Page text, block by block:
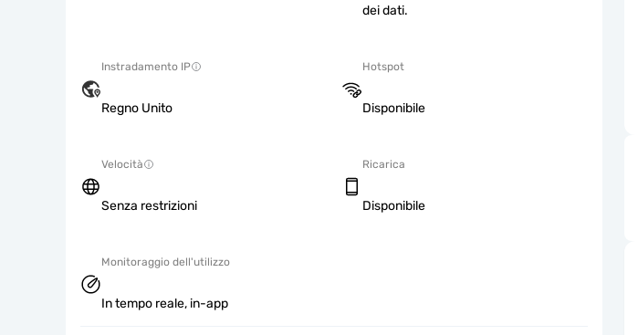
dei dati.
Instradamento IP
Regno Unito
Hotspot
Disponibile
Velocità
Senza restrizioni
Ricarica
Disponibile
Monitoraggio dell'utilizzo
In tempo reale, in-app